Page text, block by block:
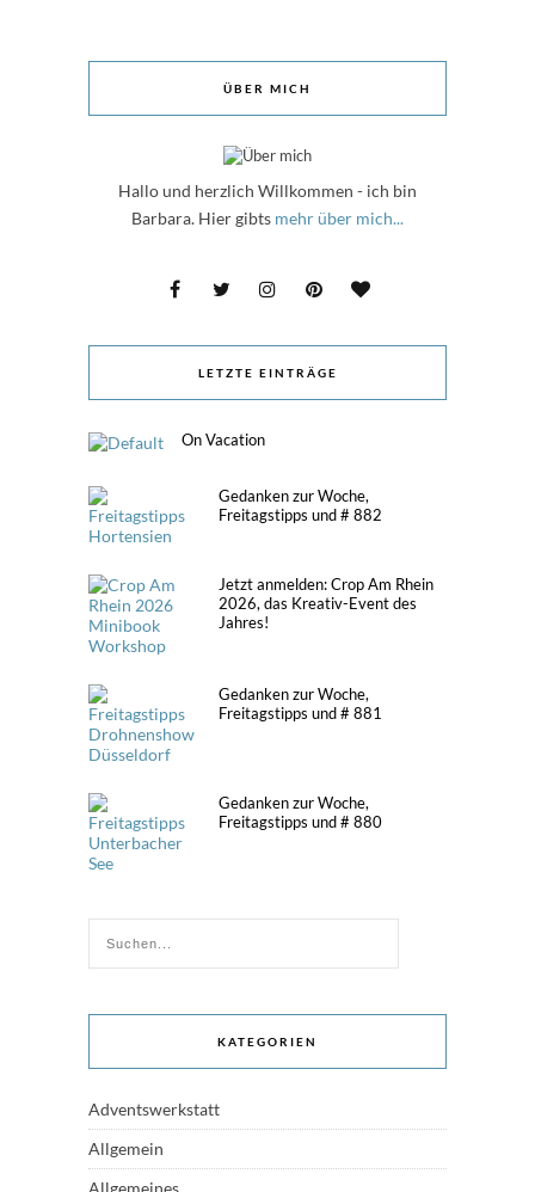
ÜBER MICH
Hallo und herzlich Willkommen - ich bin
Barbara. Hier gibts mehr über mich...
LETZTE EINTRÄGE
On Vacation
Gedanken zur Woche,
Freitagstipps und # 882
Jetzt anmelden: Crop Am Rhein
2026, das Kreativ-Event des
Jahres!
Gedanken zur Woche,
Freitagstipps und # 881
Gedanken zur Woche,
Freitagstipps und # 880
KATEGORIEN
Adventswerkstatt
Allgemein
Allgemeines